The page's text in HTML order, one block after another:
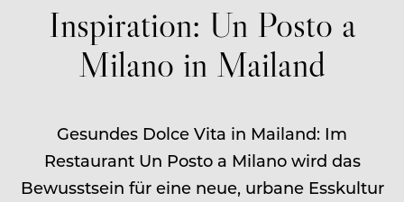
Inspiration: Un Posto a
Milano in Mailand
Gesundes Dolce Vita in Mailand: Im
Restaurant Un Posto a Milano wird das
Bewusstsein für eine neue, urbane Esskultur